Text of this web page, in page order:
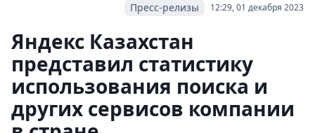
12:29, 01 декабря 2023
Пресс-релизы
Яндекс Казахстан
представил статистику
использования поиска и
других сервисов компании